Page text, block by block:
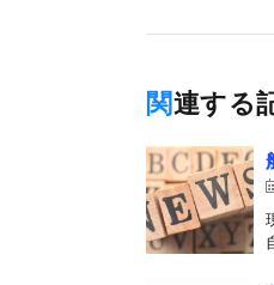
関連する